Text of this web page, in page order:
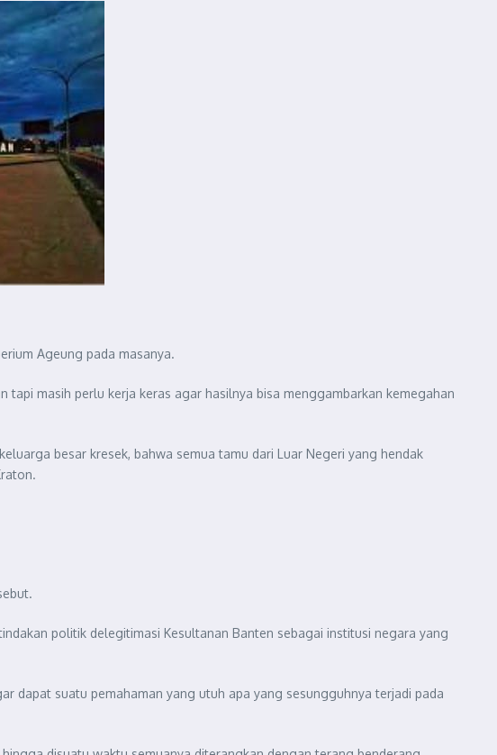
Ageung pada masanya.
masih perlu kerja keras agar hasilnya bisa menggambarkan kemegahan
besar kresek, bahwa semua tamu dari Luar Negeri yang hendak
politik delegitimasi Kesultanan Banten sebagai institusi negara yang
dapat suatu pemahaman yang utuh apa yang sesungguhnya terjadi pada